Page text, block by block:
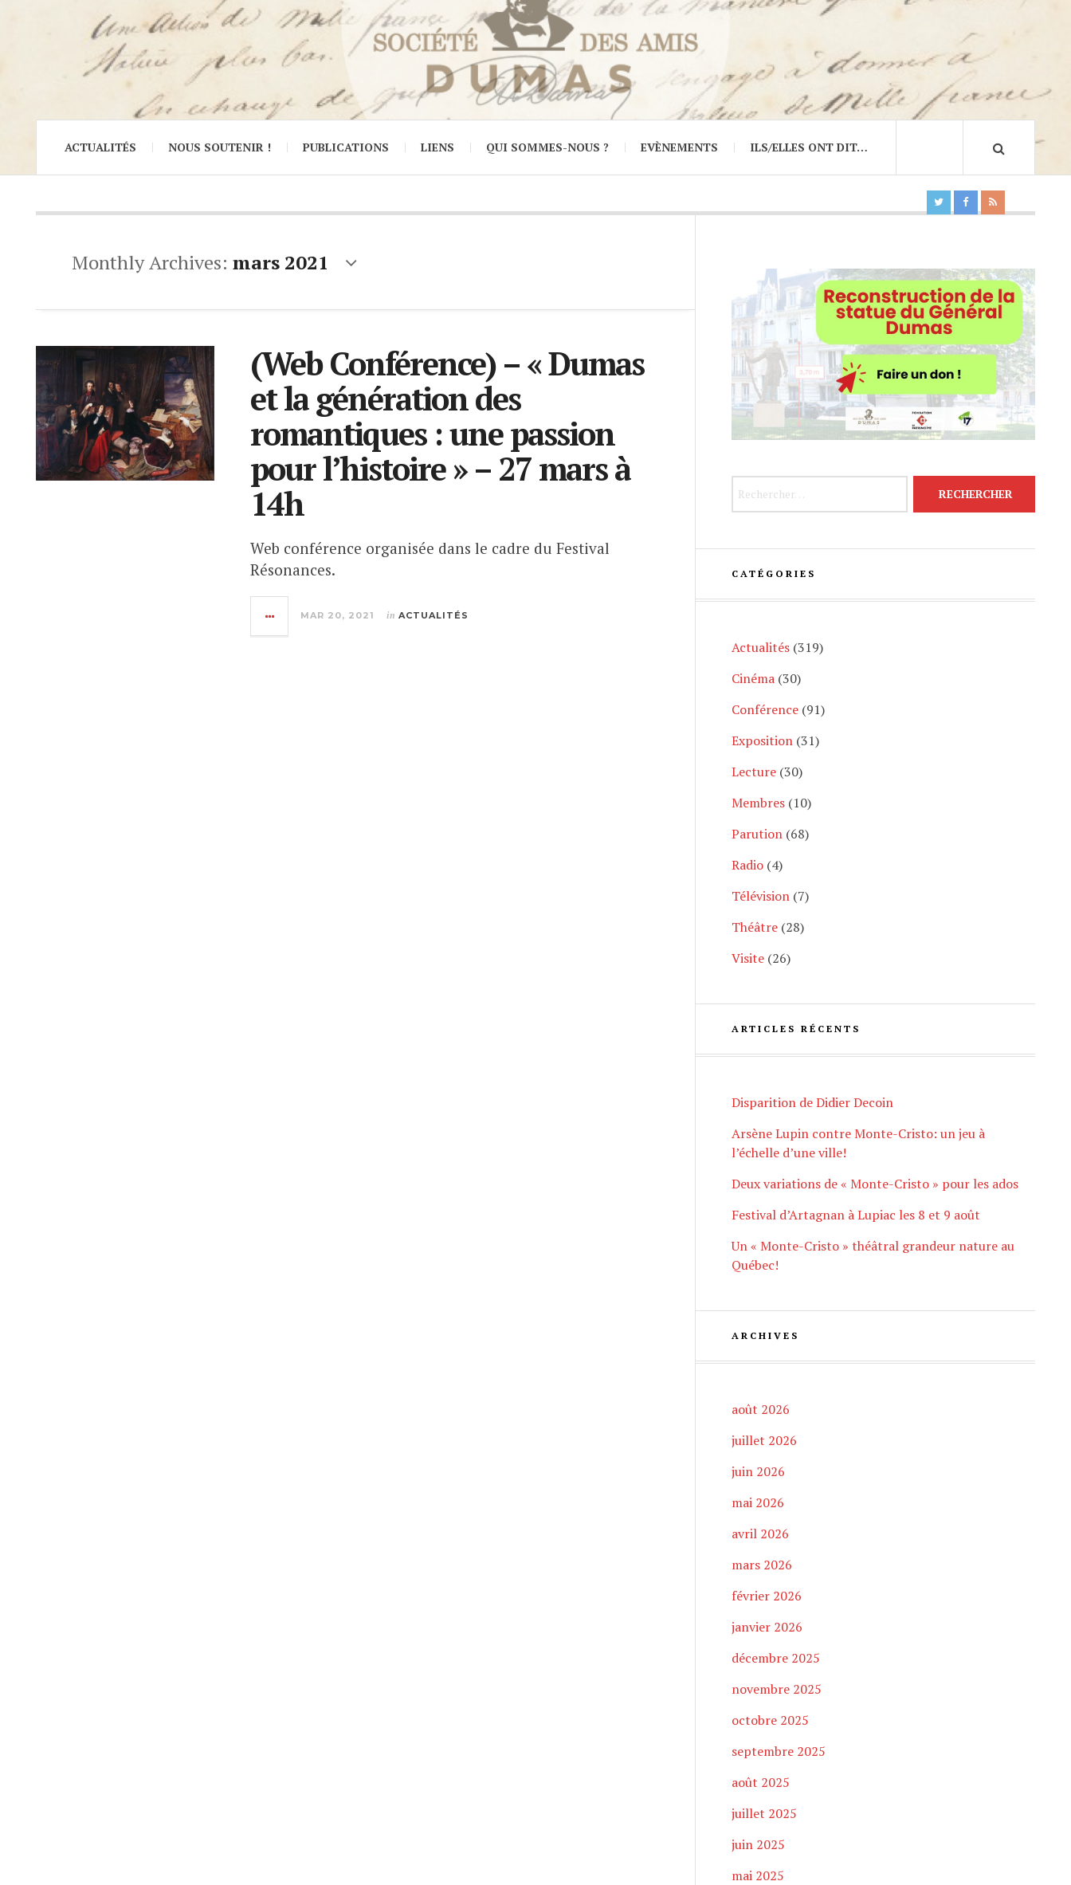
ACTUALITÉS NOUS SOUTENIR ! PUBLICATIONS LIENS QUI SOMMES-NOUS ? EVÈNEMENTS ILS/ELLES ONT DIT…
Monthly Archives: mars 2021
(Web Conférence) – « Dumas
et la génération des
romantiques : une passion
pour l’histoire » – 27 mars à
14h
Web conférence organisée dans le cadre du Festival
Résonances.
MAR 20, 2021 in ACTUALITÉS
CATÉGORIES
Actualités(319)
Cinéma(30)
Conférence(91)
Exposition(31)
Lecture(30)
Membres(10)
Parution(68)
Radio(4)
Télévision(7)
Théâtre(28)
Visite(26)
ARTICLES RÉCENTS
Disparition de Didier Decoin
Arsène Lupin contre Monte-Cristo: un jeu à
l’échelle d’une ville!
Deux variations de « Monte-Cristo » pour les ados
Festival d’Artagnan à Lupiac les 8 et 9 août
Un « Monte-Cristo » théâtral grandeur nature au
Québec!
ARCHIVES
août 2026
juillet 2026
juin 2026
mai 2026
avril 2026
mars 2026
février 2026
janvier 2026
décembre 2025
novembre 2025
octobre 2025
septembre 2025
août 2025
juillet 2025
juin 2025
mai 2025